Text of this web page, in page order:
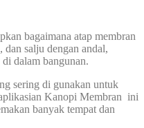
bagaimana atap membran
dan salju dengan andal,
dalam bangunan.
sering di gunakan untuk
Kanopi Membran ini
banyak tempat dan